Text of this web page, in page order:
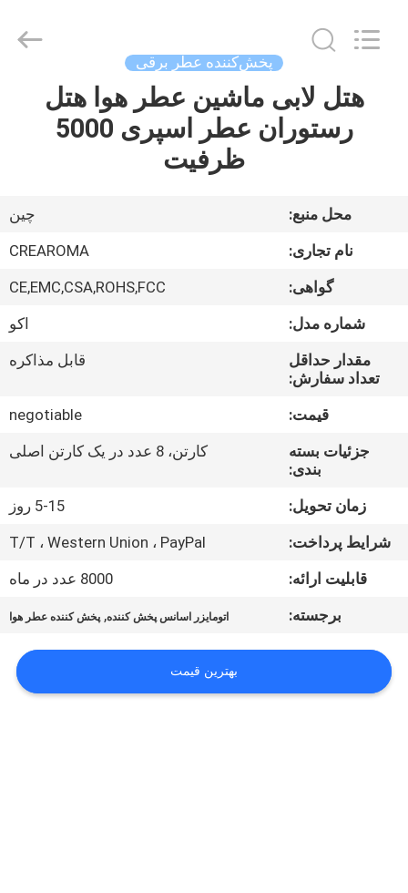
خانه
درباره
کارخانه
کنترل
ما
Market.
پخش‌کننده عطر برقی
هتل لابی ماشین عطر هوا هتل
رستوران عطر اسپری 5000
ظرفیت
محل منبع:
چین
نام تجاری:
CREAROMA
گواهی:
CE,EMC,CSA,ROHS,FCC
شماره مدل:
اکو
مقدار حداقل
تعداد سفارش:
قابل مذاکره
قیمت:
negotiable
جزئیات بسته
بندی:
کارتن، 8 عدد در یک کارتن اصلی
زمان تحویل:
5-15 روز
شرایط پرداخت:
T/T ، Western Union ، PayPal
قابلیت ارائه:
8000 عدد در ماه
برجسته:
اتومایزر اسانس پخش کننده,پخش کننده عطر هوا
بهترین قیمت